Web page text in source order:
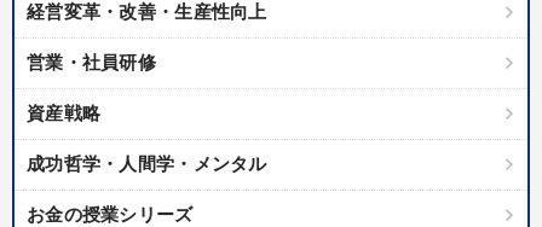
経営変革・改善・生産性向上
営業・社員研修
資産戦略
成功哲学・人間学・メンタル
お金の授業シリーズ